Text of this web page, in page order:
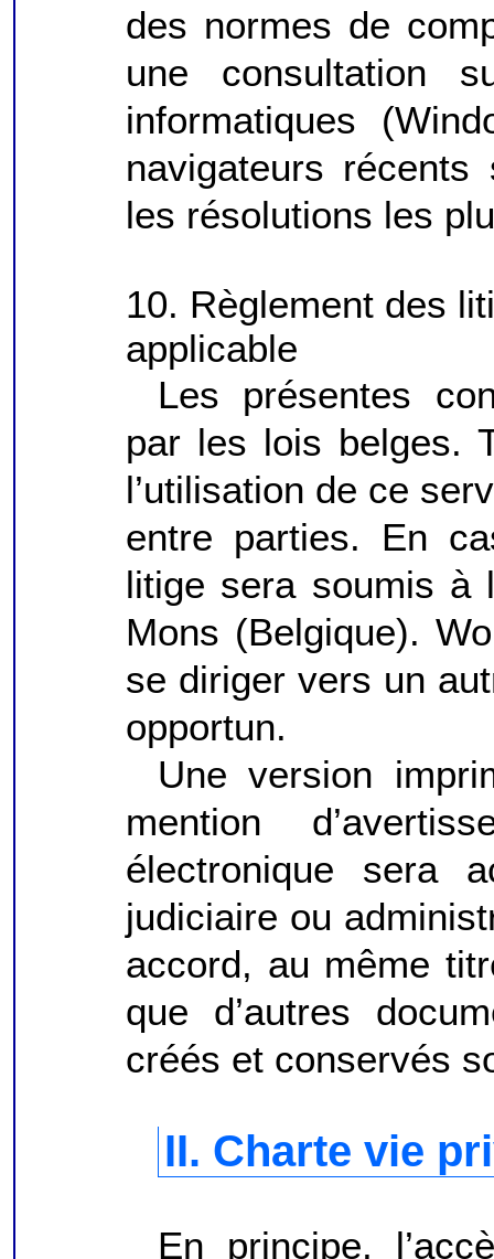
des normes de
une consultation
informatiques
navigateurs
les résolutions les
10. Règlement des
applicable
Les présentes
par les lois belges.
l’utilisation de ce
entre parties. En
litige sera soumis à
Mons (Belgique).
se diriger vers un
opportun.
Une version
mention
électronique sera
judiciaire ou
accord, au même
que d’autres
créés et conservés
II. Charte vie
En principe,